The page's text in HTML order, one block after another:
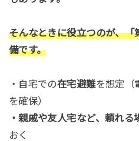
そんなときに役立つのが、
備です。
・自宅での在宅避難を想定（
を確保）
・親戚や友人宅など、頼れる
おく